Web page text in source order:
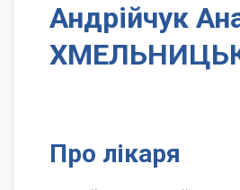
Андрійчук
Про лікаря